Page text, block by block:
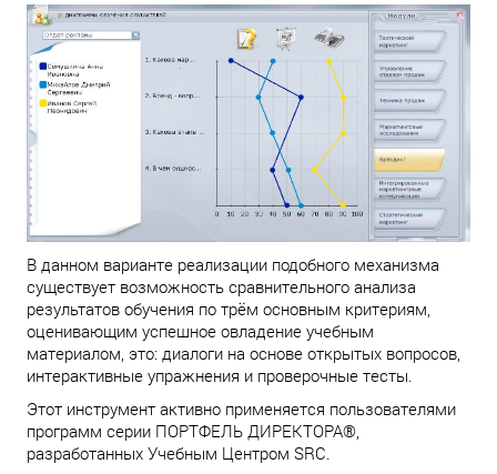
В данном варианте реализации подобного механизма
существует возможность сравнительного анализа
результатов обучения по трём основным критериям,
оценивающим успешное овладение учебным
материалом, это: диалоги на основе открытых вопросов,
интерактивные упражнения и проверочные тесты.
Этот инструмент активно применяется пользователями
программ серии ПОРТФЕЛЬ ДИРЕКТОРА®,
разработанных Учебным Центром SRC.